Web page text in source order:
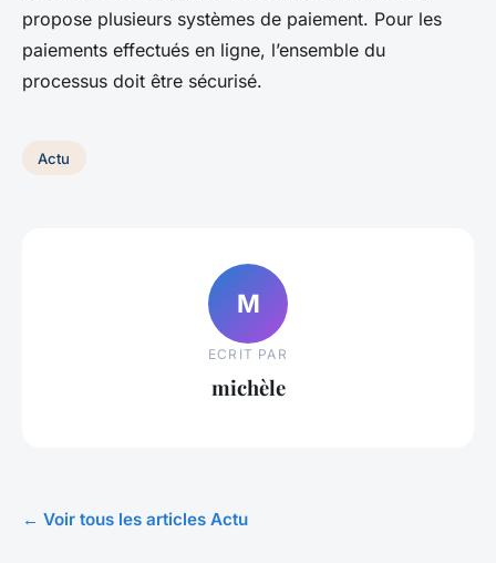
propose plusieurs systèmes de paiement. Pour les
paiements effectués en ligne, l’ensemble du
processus doit être sécurisé.
Actu
M
ECRIT PAR
michèle
← Voir tous les articles Actu